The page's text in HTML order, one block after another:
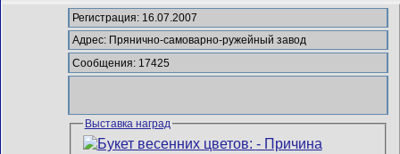
Регистрация: 16.07.2007
Адрес: Прянично-самоварно-ружейный завод
Сообщения: 17425
Выставка наград